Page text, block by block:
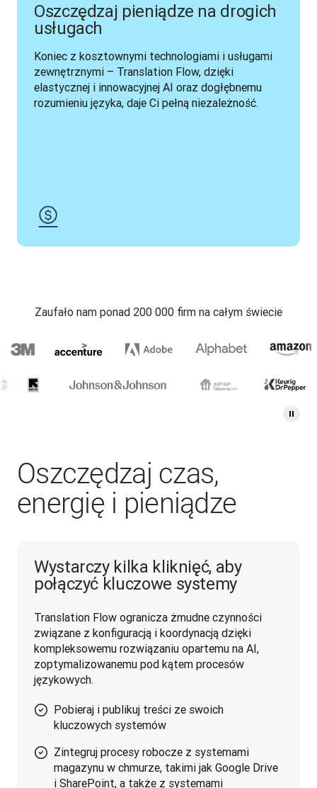
Oszczędzaj pieniądze na drogich
usługach
Koniec z kosztownymi technologiami i usługami
zewnętrznymi – Translation Flow, dzięki
elastycznej i innowacyjnej AI oraz dogłębnemu
rozumieniu języka, daje Ci pełną niezależność.
Zaufało nam ponad 200 000 firm na całym świecie
Oszczędzaj czas,
energię i pieniądze
Wystarczy kilka kliknięć, aby
połączyć kluczowe systemy
Translation Flow ogranicza żmudne czynności
związane z konfiguracją i koordynacją dzięki
kompleksowemu rozwiązaniu opartemu na AI,
zoptymalizowanemu pod kątem procesów
językowych.
Pobieraj i publikuj treści ze swoich
kluczowych systemów
Zintegruj procesy robocze z systemami
magazynu w chmurze, takimi jak Google Drive
i SharePoint, a także z systemami